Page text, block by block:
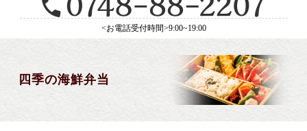
<お電話受付時間>9:00~19:00
四季の海鮮弁当
会議・セミナー弁当
製薬会社様向け
観光・行楽